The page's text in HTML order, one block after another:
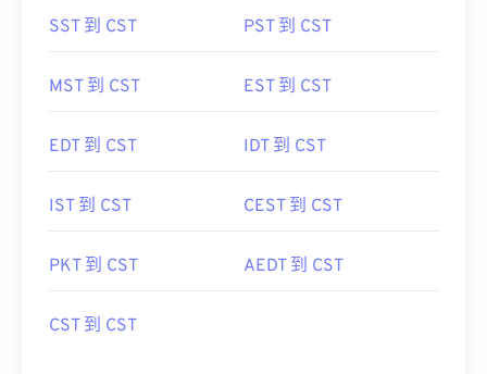
SST 到 CST PST 到 CST
MST 到 CST EST 到 CST
EDT 到 CST IDT 到 CST
IST 到 CST CEST 到 CST
PKT 到 CST AEDT 到 CST
CST 到 CST